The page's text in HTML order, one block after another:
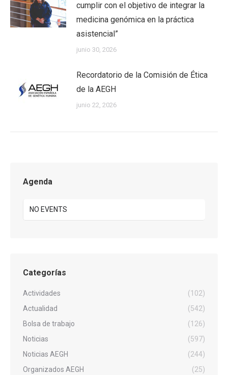
cumplir con el objetivo de integrar la
medicina genómica en la práctica
asistencial”
junio 30, 2026
Recordatorio de la Comisión de Ética
de la AEGH
junio 22, 2026
Agenda
NO EVENTS
Categorías
Actividades
(102)
Actualidad
(542)
Bolsa de trabajo
(126)
Noticias
(597)
Noticias AEGH
(244)
Organizados AEGH
(25)